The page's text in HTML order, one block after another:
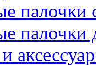
палочки
палочки